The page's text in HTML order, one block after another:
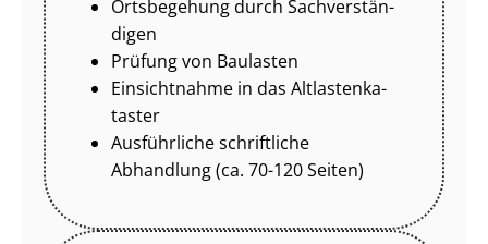
Ortsbegehung durch Sach­ver­stän­
di­gen
Prüfung von Baulasten
Einsichtnahme in das Alt­las­ten­ka­
tas­ter
Ausführliche schriftliche
Abhandlung (ca. 70-120 Seiten)